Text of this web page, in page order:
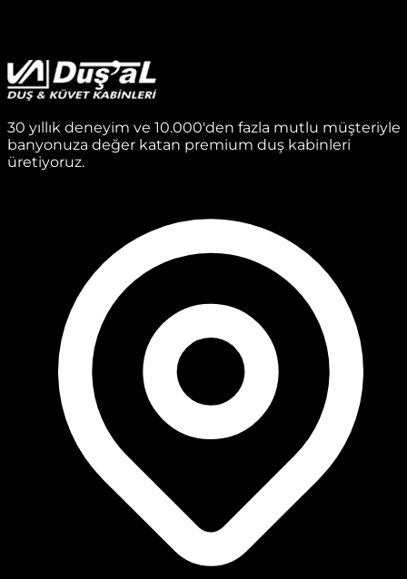
30 yıllık deneyim ve 10.000'den fazla mutlu müşteriyle
banyonuza değer katan premium duş kabinleri
üretiyoruz.